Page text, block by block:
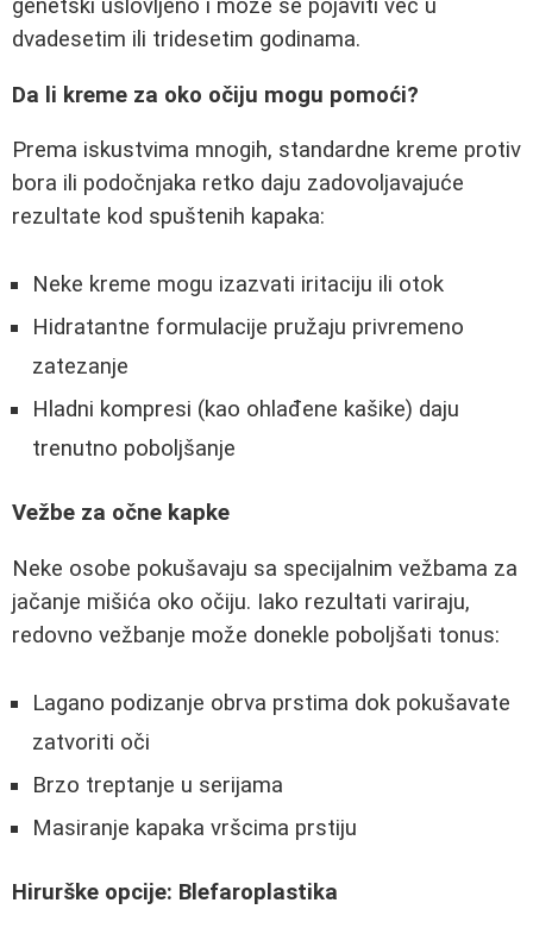
genetski uslovljeno i može se pojaviti već u
dvadesetim ili tridesetim godinama.
Da li kreme za oko očiju mogu pomoći?
Prema iskustvima mnogih, standardne kreme protiv
bora ili podočnjaka retko daju zadovoljavajuće
rezultate kod spuštenih kapaka:
Neke kreme mogu izazvati iritaciju ili otok
Hidratantne formulacije pružaju privremeno
zatezanje
Hladni kompresi (kao ohlađene kašike) daju
trenutno poboljšanje
Vežbe za očne kapke
Neke osobe pokušavaju sa specijalnim vežbama za
jačanje mišića oko očiju. Iako rezultati variraju,
redovno vežbanje može donekle poboljšati tonus:
Lagano podizanje obrva prstima dok pokušavate
zatvoriti oči
Brzo treptanje u serijama
Masiranje kapaka vršcima prstiju
Hirurške opcije: Blefaroplastika